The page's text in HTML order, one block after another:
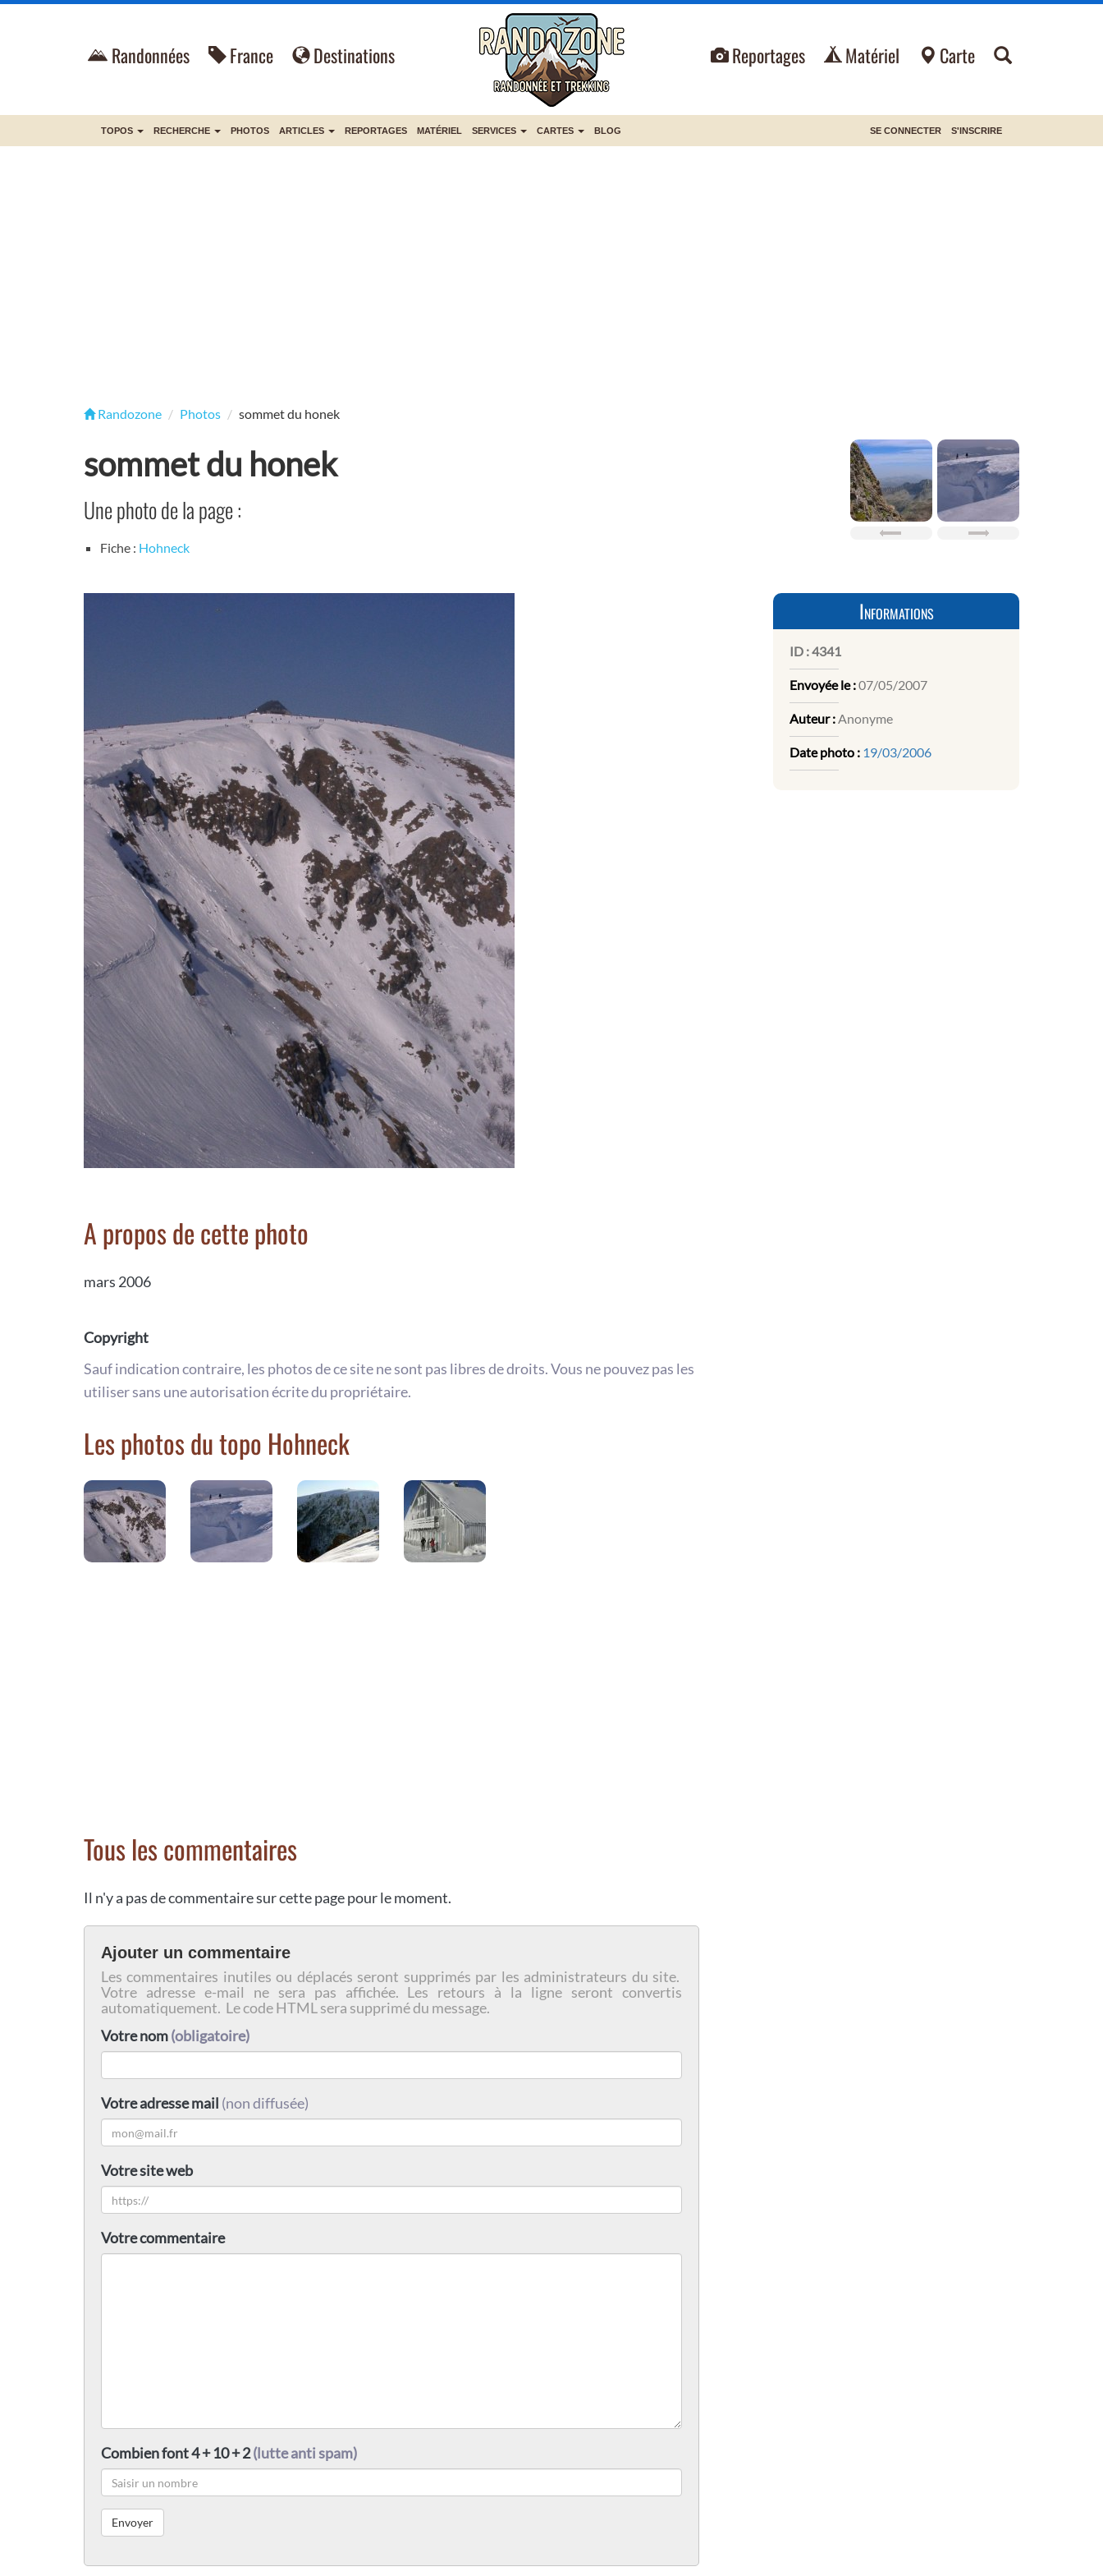
Randonnées France Destinations Reportages Matériel Carte
TOPOS RECHERCHE PHOTOS ARTICLES REPORTAGES MATÉRIEL SERVICES CARTES BLOG SE CONNECTER S'INSCRIRE
Randozone Photos sommet du honek
sommet du honek
Une photo de la page :
Fiche : Hohneck
A propos de cette photo
mars 2006
Copyright
Sauf indication contraire, les photos de ce site ne sont pas libres de droits. Vous ne pouvez pas les
utiliser sans une autorisation écrite du propriétaire.
Les photos du topo Hohneck
Tous les commentaires
Il n'y a pas de commentaire sur cette page pour le moment.
Ajouter un commentaire
Les commentaires inutiles ou déplacés seront supprimés par les administrateurs du site.
Votre adresse e-mail ne sera pas affichée. Les retours à la ligne seront convertis
automatiquement. Le code HTML sera supprimé du message.
Votre nom(obligatoire)
Votre adresse mail (non diffusée)
Votre site web
Votre commentaire
Combien font 4 + 10 + 2(lutte anti spam)
Informations
ID :4341
Envoyée le :07/05/2007
Auteur :Anonyme
Date photo : 19/03/2006